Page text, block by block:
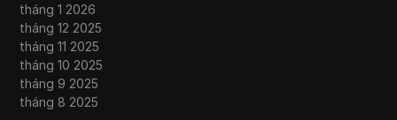
tháng 1 2026
tháng 12 2025
tháng 11 2025
tháng 10 2025
tháng 9 2025
tháng 8 2025